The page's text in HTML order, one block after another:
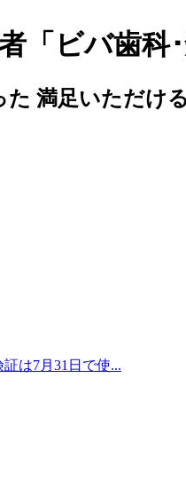
た 満足いただけ
は7月31日で使...